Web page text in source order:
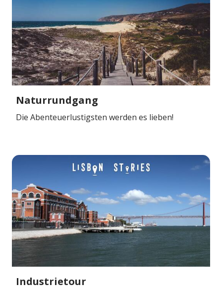
Naturrundgang
Die Abenteuerlustigsten werden es lieben!
Industrietour